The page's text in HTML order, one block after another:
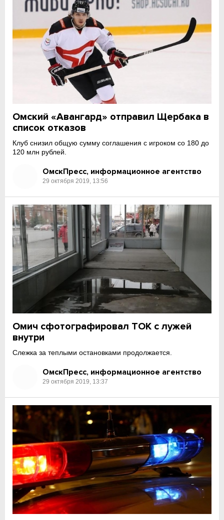
Омский «Авангард» отправил Щербака в
список отказов
Клуб снизил общую сумму соглашения с игроком со 180 до
120 млн рублей.
ОмскПресс, информационное агентство
29 октября 2019, 13:56
Омич сфотографировал ТОК с лужей
внутри
Слежка за теплыми остановками продолжается.
ОмскПресс, информационное агентство
29 октября 2019, 13:37